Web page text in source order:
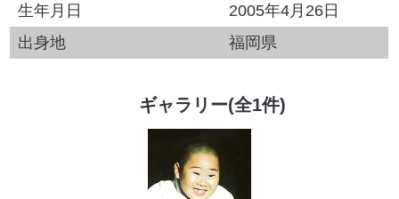
生年月日
2005年4月26日
出身地
福岡県
ギャラリー(全1件)